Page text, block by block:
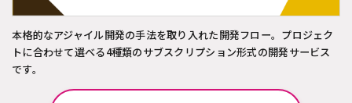
本格的なアジャイル開発の手法を取り入れた開発フロー。プロジェク
トに合わせて選べる4種類のサブスクリプション形式の開発サービス
です。